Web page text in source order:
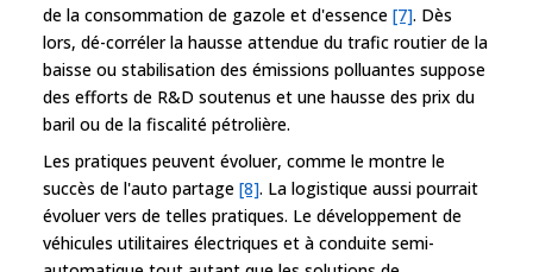
de la consommation de gazole et d'essence [7]. Dès
lors, dé-corréler la hausse attendue du trafic routier de la
baisse ou stabilisation des émissions polluantes suppose
des efforts de R&D soutenus et une hausse des prix du
baril ou de la fiscalité pétrolière.
Les pratiques peuvent évoluer, comme le montre le
succès de l'auto partage [8]. La logistique aussi pourrait
évoluer vers de telles pratiques. Le développement de
véhicules utilitaires électriques et à conduite semi-